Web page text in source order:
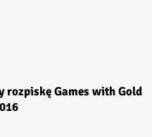
rozpiskę Games with Gold